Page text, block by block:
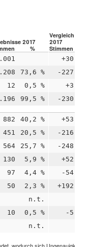
2017
Vergleich
2017
% Stimmen
+30
73,6 % -227
12 0,5 % +3
99,5 % -230
882 40,2 % +53
451 20,5 % -216
564 25,7 % -248
130 5,9 % +52
97 4,4 % -54
50 2,3 % +192
n.t.
10 0,5 % -5
n.t.